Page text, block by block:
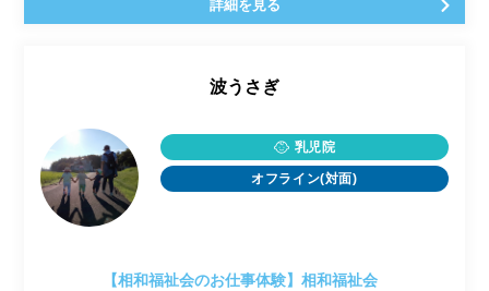
詳細を見る
波うさぎ
乳児院
オフライン(対面)
【相和福祉会のお仕事体験】相和福祉会